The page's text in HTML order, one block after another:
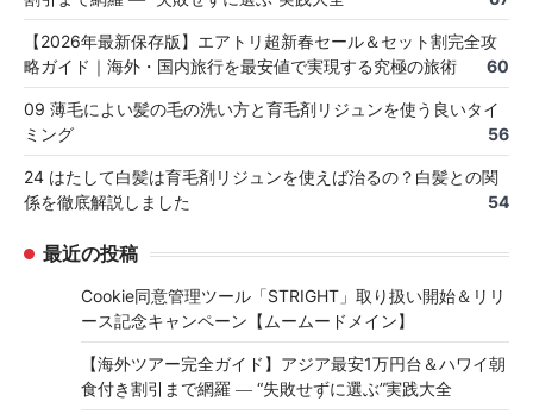
【2026年最新保存版】エアトリ超新春セール＆セット割完全攻
略ガイド｜海外・国内旅行を最安値で実現する究極の旅術
60
09 薄毛によい髪の毛の洗い方と育毛剤リジュンを使う良いタイ
ミング
56
24 はたして白髪は育毛剤リジュンを使えば治るの？白髪との関
係を徹底解説しました
54
最近の投稿
Cookie同意管理ツール「STRIGHT」取り扱い開始＆リリ
ース記念キャンペーン【ムームードメイン】
【海外ツアー完全ガイド】アジア最安1万円台＆ハワイ朝
食付き割引まで網羅 ― “失敗せずに選ぶ”実践大全